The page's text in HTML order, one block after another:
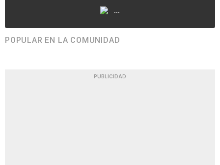
...
POPULAR EN LA COMUNIDAD
PUBLICIDAD